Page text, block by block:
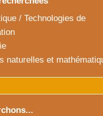
/ Technologies de
naturelles et